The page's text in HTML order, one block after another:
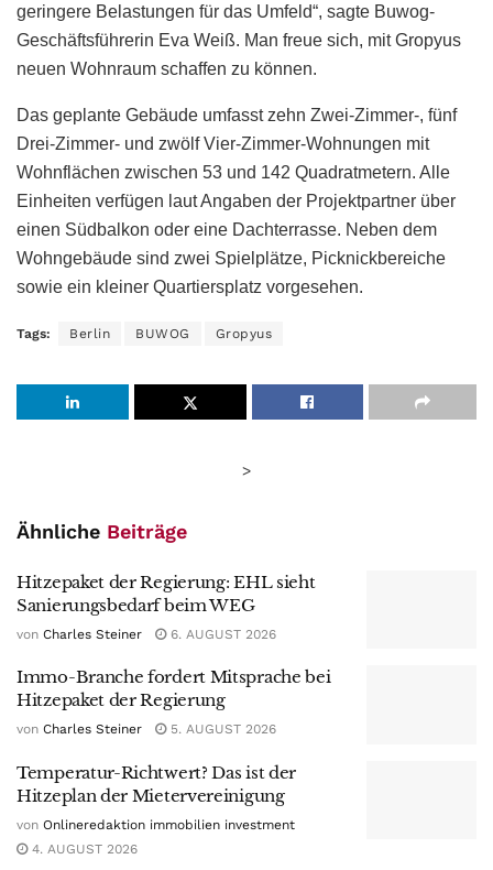
geringere Belastungen für das Umfeld“, sagte Buwog-
Geschäftsführerin Eva Weiß. Man freue sich, mit Gropyus
neuen Wohnraum schaffen zu können.
Das geplante Gebäude umfasst zehn Zwei-Zimmer-, fünf
Drei-Zimmer- und zwölf Vier-Zimmer-Wohnungen mit
Wohnflächen zwischen 53 und 142 Quadratmetern. Alle
Einheiten verfügen laut Angaben der Projektpartner über
einen Südbalkon oder eine Dachterrasse. Neben dem
Wohngebäude sind zwei Spielplätze, Picknickbereiche
sowie ein kleiner Quartiersplatz vorgesehen.
Tags: Berlin BUWOG Gropyus
>
Ähnliche Beiträge
Hitzepaket der Regierung: EHL sieht
Sanierungsbedarf beim WEG
von Charles Steiner 6. AUGUST 2026
Immo-Branche fordert Mitsprache bei
Hitzepaket der Regierung
von Charles Steiner 5. AUGUST 2026
Temperatur-Richtwert? Das ist der
Hitzeplan der Mietervereinigung
von Onlineredaktion immobilien investment
4. AUGUST 2026